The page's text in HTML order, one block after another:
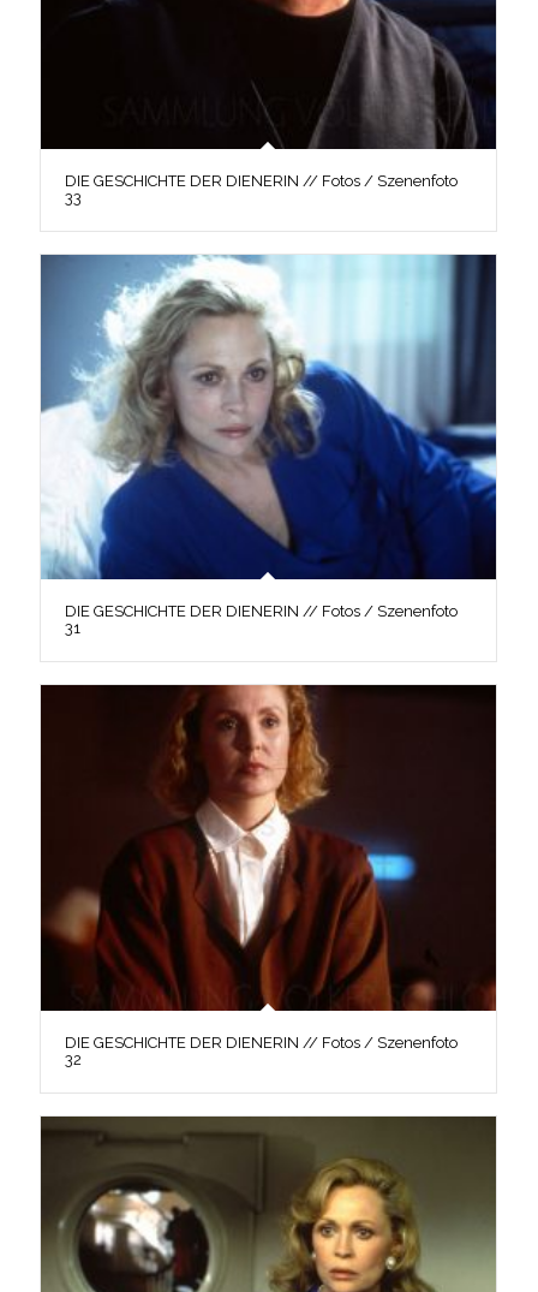
DIE GESCHICHTE DER DIENERIN // Fotos / Szenenfoto
33
DIE GESCHICHTE DER DIENERIN // Fotos / Szenenfoto
31
DIE GESCHICHTE DER DIENERIN // Fotos / Szenenfoto
32